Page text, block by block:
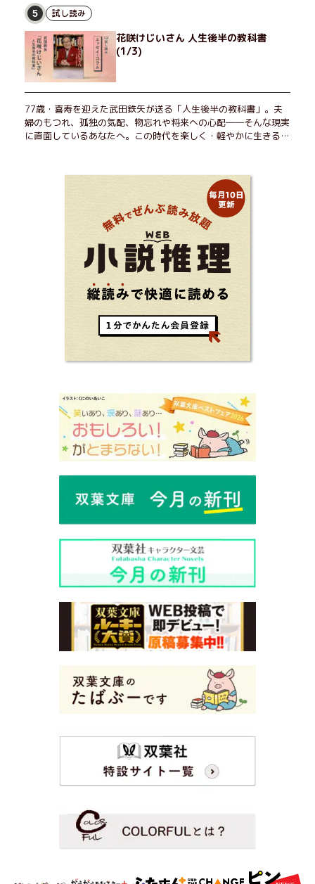
5 試し読み
花咲けじいさん 人生後半の教科書
(1/3)
77歳・喜寿を迎えた武田鉄矢が送る「人生後半の教科書」。夫
婦のもつれ、孤独の気配、物忘れや将来への心配――そんな現実
に直面しているあなたへ。この時代を楽しく・軽やかに生きるヒ
ら！ 読むだけで前向きになれる一冊。